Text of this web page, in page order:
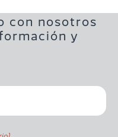
con nosotros
y